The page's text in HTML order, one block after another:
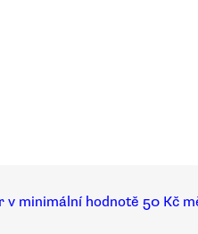
v minimální hodnotě 50 Kč